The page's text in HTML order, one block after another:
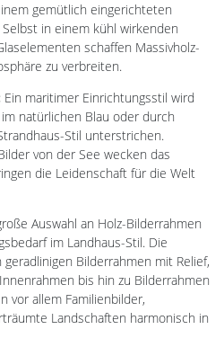
gemütlich eingerichteten
in einem kühl wirkenden
schaffen Massivholz-
zu verbreiten.
Ein maritimer Einrichtungsstil wird
natürlichen Blau oder durch
Stil unterstrichen.
von der See wecken das
die Leidenschaft für die Welt
Auswahl an Holz-Bilderrahmen
im Landhaus-Stil. Die
Bilderrahmen mit Relief,
bis hin zu Bilderrahmen
vor allem Familienbilder,
Landschaften harmonisch in